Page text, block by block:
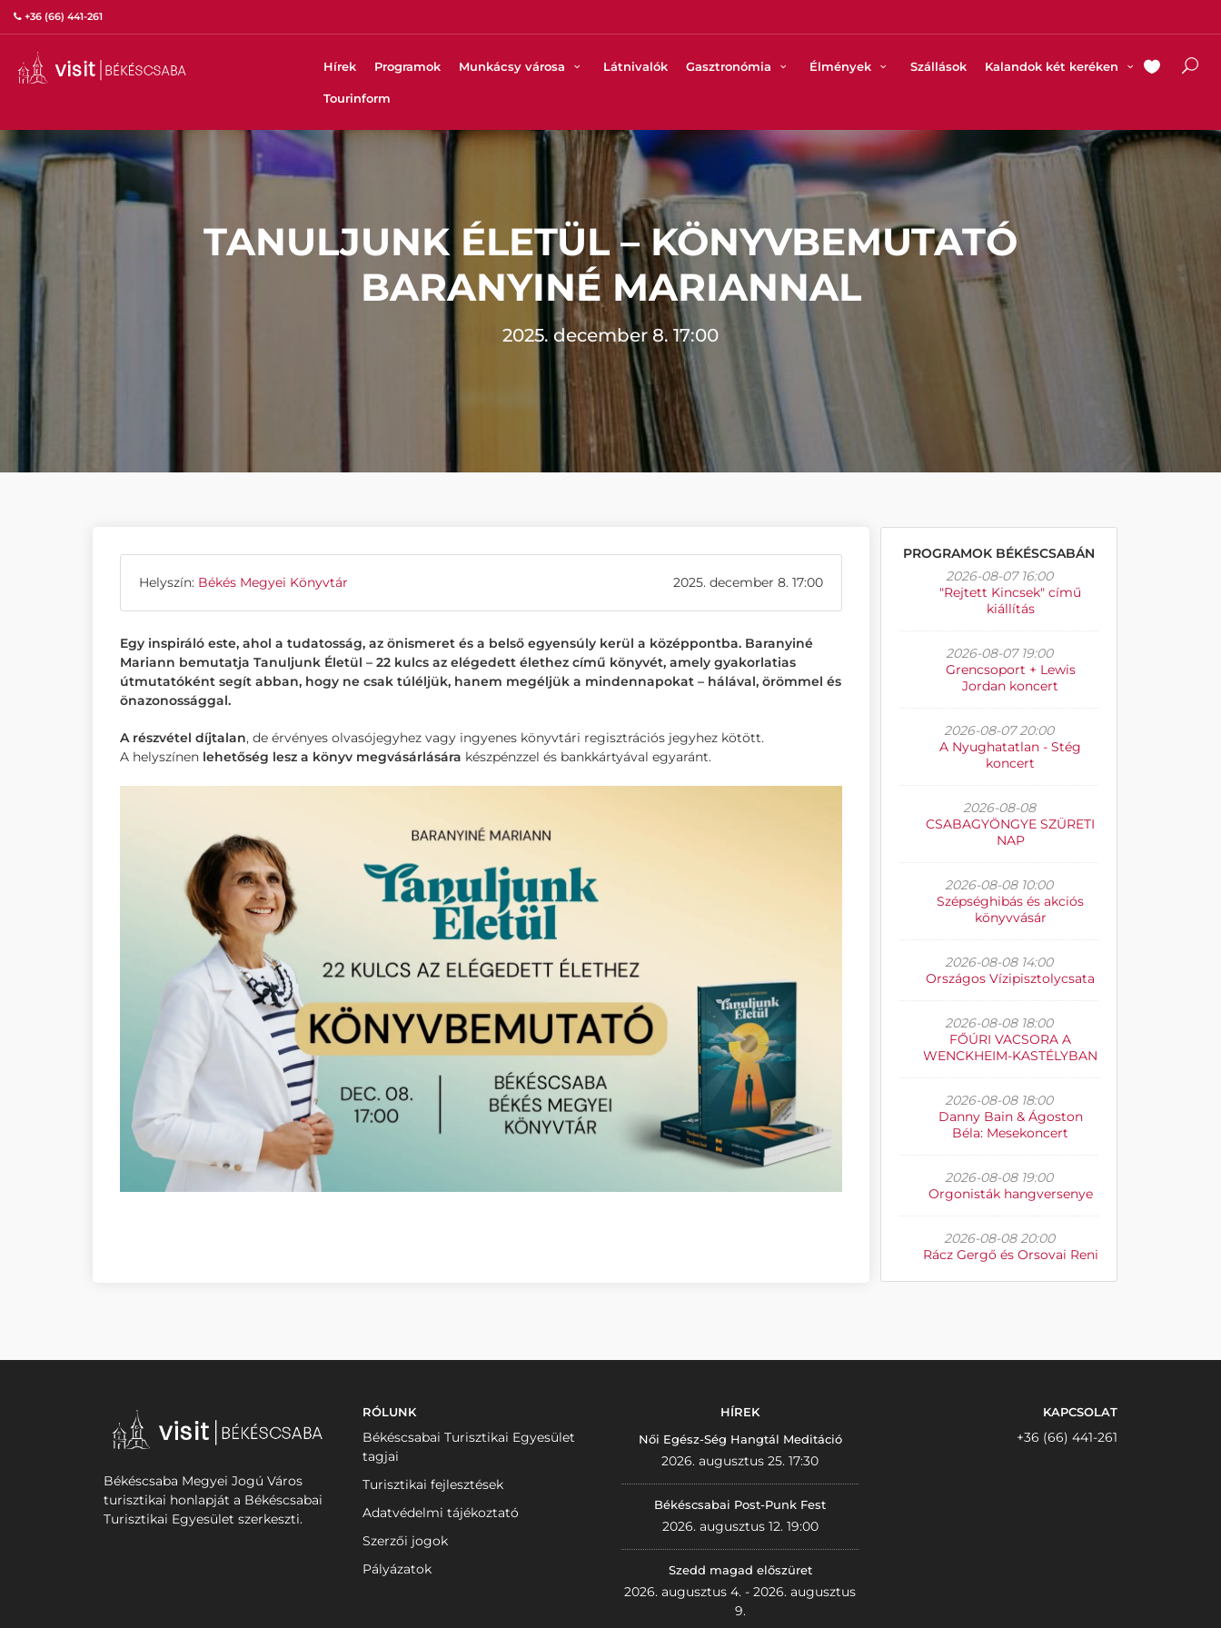
+36 (66) 441-261
Hírek Programok Munkácsy városa Látnivalók Gasztronómia Élmények Szállások Kalandok két keréken
Tourinform
TANULJUNK ÉLETÜL – KÖNYVBEMUTATÓ
BARANYINÉ MARIANNAL
2025. december 8. 17:00
Helyszín: Békés Megyei Könyvtár 2025. december 8. 17:00
Egy inspiráló este, ahol a tudatosság, az önismeret és a belső egyensúly kerül a középpontba. Baranyiné
Mariann bemutatja Tanuljunk Életül – 22 kulcs az elégedett élethez című könyvét, amely gyakorlatias
útmutatóként segít abban, hogy ne csak túléljük, hanem megéljük a mindennapokat – hálával, örömmel és
önazonossággal.
A részvétel díjtalan, de érvényes olvasójegyhez vagy ingyenes könyvtári regisztrációs jegyhez kötött.
A helyszínen lehetőség lesz a könyv megvásárlására készpénzzel és bankkártyával egyaránt.
PROGRAMOK BÉKÉSCSABÁN
2026-08-07 16:00
"Rejtett Kincsek" című
kiállítás
2026-08-07 19:00
Grencsoport + Lewis
Jordan koncert
2026-08-07 20:00
A Nyughatatlan - Stég
koncert
2026-08-08
CSABAGYÖNGYE SZÜRETI
NAP
2026-08-08 10:00
Szépséghibás és akciós
könyvvásár
2026-08-08 14:00
Országos Vízipisztolycsata
2026-08-08 18:00
FŐÚRI VACSORA A
WENCKHEIM-KASTÉLYBAN
2026-08-08 18:00
Danny Bain & Ágoston
Béla: Mesekoncert
2026-08-08 19:00
Orgonisták hangversenye
2026-08-08 20:00
Rácz Gergő és Orsovai Reni
Békéscsaba Megyei Jogú Város
turisztikai honlapját a Békéscsabai
Turisztikai Egyesület szerkeszti.
RÓLUNK
Békéscsabai Turisztikai Egyesület
tagjai
Turisztikai fejlesztések
Adatvédelmi tájékoztató
Szerzői jogok
Pályázatok
HÍREK
Női Egész-Ség Hangtál Meditáció
2026. augusztus 25. 17:30
Békéscsabai Post-Punk Fest
2026. augusztus 12. 19:00
Szedd magad előszüret
2026. augusztus 4. - 2026. augusztus
9.
KAPCSOLAT
+36 (66) 441-261